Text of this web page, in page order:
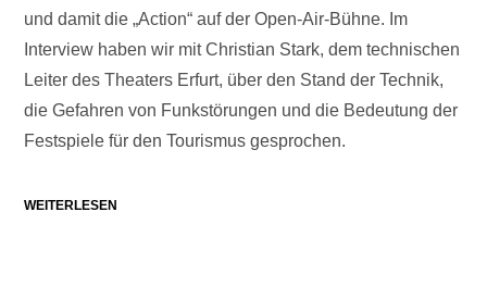
und damit die „Action“ auf der Open-Air-Bühne. Im
Interview haben wir mit Christian Stark, dem technischen
Leiter des Theaters Erfurt, über den Stand der Technik,
die Gefahren von Funkstörungen und die Bedeutung der
Festspiele für den Tourismus gesprochen.
WEITERLESEN